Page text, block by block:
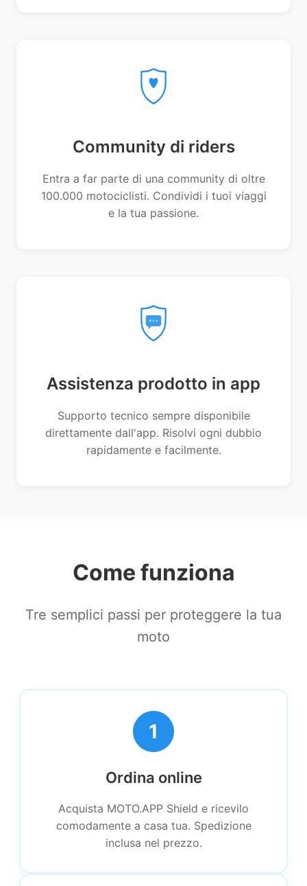
Community di riders
Entra a far parte di una community di oltre
100.000 motociclisti. Condividi i tuoi viaggi
e la tua passione.
Assistenza prodotto in app
Supporto tecnico sempre disponibile
direttamente dall'app. Risolvi ogni dubbio
rapidamente e facilmente.
Come funziona
Tre semplici passi per proteggere la tua
moto
1
Ordina online
Acquista MOTO.APP Shield e ricevilo
comodamente a casa tua. Spedizione
inclusa nel prezzo.